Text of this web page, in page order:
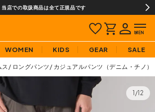
当店での取扱商品は全て正規品です
WOMEN KIDS GEAR SALE
ス ロングパンツ カジュアルパンツ（デニム・チノ）
1/12